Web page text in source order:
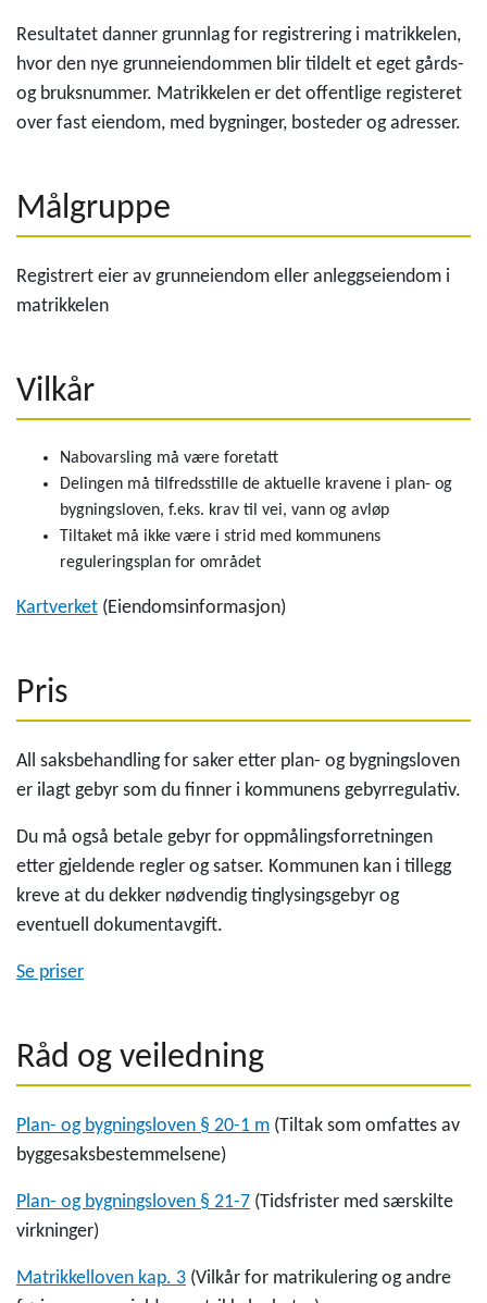
Resultatet danner grunnlag for registrering i matrikkelen,
hvor den nye grunneiendommen blir tildelt et eget gårds-
og bruksnummer. Matrikkelen er det offentlige registeret
over fast eiendom, med bygninger, bosteder og adresser.
Målgruppe
Registrert eier av grunneiendom eller anleggseiendom i
matrikkelen
Vilkår
Nabovarsling må være foretatt
Delingen må tilfredsstille de aktuelle kravene i plan- og
bygningsloven, f.eks. krav til vei, vann og avløp
Tiltaket må ikke være i strid med kommunens
reguleringsplan for området
Kartverket (Eiendomsinformasjon)
Pris
All saksbehandling for saker etter plan- og bygningsloven
er ilagt gebyr som du finner i kommunens gebyrregulativ.
Du må også betale gebyr for oppmålingsforretningen
etter gjeldende regler og satser. Kommunen kan i tillegg
kreve at du dekker nødvendig tinglysingsgebyr og
eventuell dokumentavgift.
Se priser
Råd og veiledning
Plan- og bygningsloven § 20-1 m (Tiltak som omfattes av
byggesaksbestemmelsene)
Plan- og bygningsloven § 21-7 (Tidsfrister med særskilte
virkninger)
Matrikkelloven kap. 3 (Vilkår for matrikulering og andre